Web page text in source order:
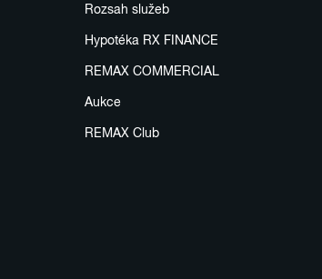
Rozsah služeb
Hypotéka RX FINANCE
REMAX COMMERCIAL
Aukce
REMAX Club